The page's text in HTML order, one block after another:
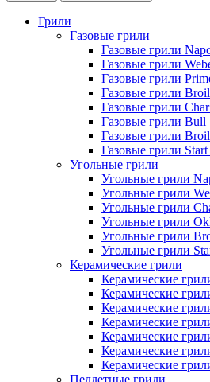
Грили
Газовые грили
Газовые грили
Газовые грили
Газовые грили
Газовые грили
Газовые грили
Газовые грили Bull
Газовые грили
Газовые грили
Угольные грили
Угольные грили
Угольные грили
Угольные грили
Угольные грили
Угольные грили
Угольные грили
Керамические грили
Керамические
Керамические
Керамические
Керамические
Керамические
Керамические
Керамические
Пеллетные грили